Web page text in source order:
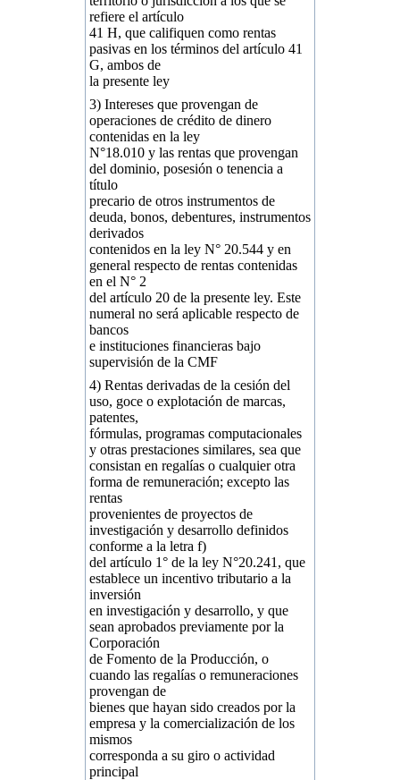
refiere el artículo
41 H, que califiquen como rentas
pasivas en los términos del artículo 41
G, ambos de
la presente ley
3) Intereses que provengan de
operaciones de crédito de dinero
contenidas en la ley
N°18.010 y las rentas que provengan
del dominio, posesión o tenencia a
título
precario de otros instrumentos de
deuda, bonos, debentures, instrumentos
derivados
contenidos en la ley N° 20.544 y en
general respecto de rentas contenidas
en el N° 2
del artículo 20 de la presente ley. Este
numeral no será aplicable respecto de
bancos
e instituciones financieras bajo
supervisión de la CMF
4) Rentas derivadas de la cesión del
uso, goce o explotación de marcas,
patentes,
fórmulas, programas computacionales
y otras prestaciones similares, sea que
consistan en regalías o cualquier otra
forma de remuneración; excepto las
rentas
provenientes de proyectos de
investigación y desarrollo definidos
conforme a la letra f)
del artículo 1° de la ley N°20.241, que
establece un incentivo tributario a la
inversión
en investigación y desarrollo, y que
sean aprobados previamente por la
Corporación
de Fomento de la Producción, o
cuando las regalías o remuneraciones
provengan de
bienes que hayan sido creados por la
empresa y la comercialización de los
mismos
corresponda a su giro o actividad
principal